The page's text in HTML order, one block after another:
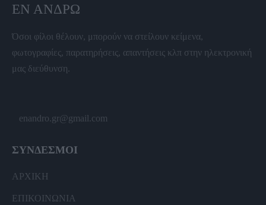
ΕΝ ΆΝΔΡΩ
Όσοι φίλοι θέλουν, μπορούν να στείλουν κείμενα,
φωτογραφίες, παρατηρήσεις, απαντήσεις κλπ στην ηλεκτρονική
μας διεύθυνση.
enandro.gr@gmail.com
ΣΥΝΔΕΣΜΟΙ
ΑΡΧΙΚΗ
ΕΠΙΚΟΙΝΩΝΙΑ